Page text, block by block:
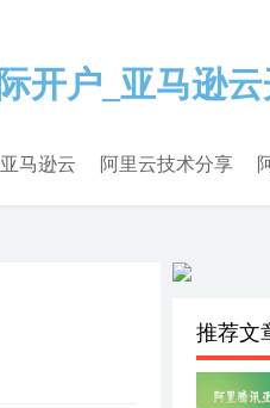
亚马逊云 阿里云技术分享
推荐文